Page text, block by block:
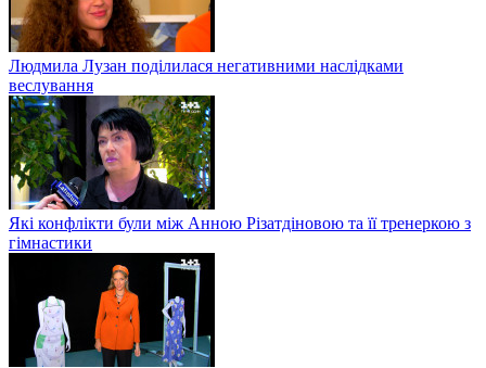
Людмила Лузан поділилася негативними наслідками
веслування
Які конфлікти були між Анною Різатдіновою та її тренеркою з
гімнастики